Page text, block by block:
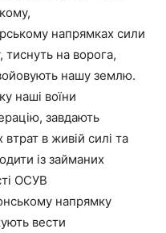
напрямках сили
тиснуть на ворога,
нашу землю.
наші воїни
завдають
в живій силі та
із займаних
ОСУВ
напрямку
вести